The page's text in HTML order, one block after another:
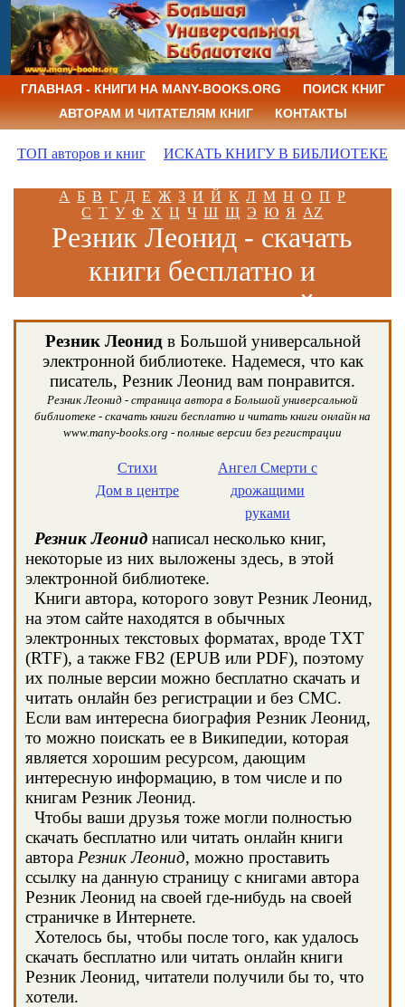
ГЛАВНАЯ - КНИГИ НА MANY-BOOKS.ORG
ПОИСК КНИГ
АВТОРАМ И ЧИТАТЕЛЯМ КНИГ
КОНТАКТЫ
ТОП авторов и книг ИСКАТЬ КНИГУ В БИБЛИОТЕКЕ
А Б В Г Д Е Ж З И Й К Л М Н О П Р
С Т У Ф Х Ц Ч Ш Щ Э Ю Я AZ
Резник Леонид - скачать
книги бесплатно и
читать книги онлайн
Резник Леонид в Большой универсальной
электронной библиотеке. Надемеся, что как
писатель, Резник Леонид вам понравится.
Резник Леонид - страница автора в Большой универсальной
библиотеке - скачать книги бесплатно и читать книги онлайн на
www.many-books.org - полные версии без регистрации
Стихи
Дом в центре
Ангел Смерти с
дрожащими
руками
Резник Леонид написал несколько книг,
некоторые из них выложены здесь, в этой
электронной библиотеке.
Книги автора, которого зовут Резник Леонид,
на этом сайте находятся в обычных
электронных текстовых форматах, вроде TXT
(RTF), а также FB2 (EPUB или PDF), поэтому
их полные версии можно бесплатно скачать и
читать онлайн без регистрации и без СМС.
Если вам интересна биография Резник Леонид,
то можно поискать ее в Википедии, которая
является хорошим ресурсом, дающим
интересную информацию, в том числе и по
книгам Резник Леонид.
Чтобы ваши друзья тоже могли полностью
скачать бесплатно или читать онлайн книги
автора Резник Леонид, можно проставить
ссылку на данную страницу с книгами автора
Резник Леонид на своей где-нибудь на своей
страничке в Интернете.
Хотелось бы, чтобы после того, как удалось
скачать бесплатно или читать онлайн книги
Резник Леонид, читатели получили бы то, что
хотели.